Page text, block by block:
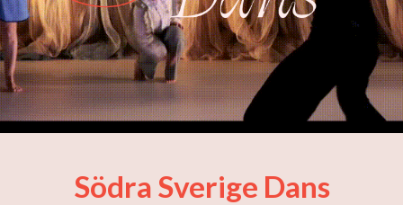
Södra Sverige Dans